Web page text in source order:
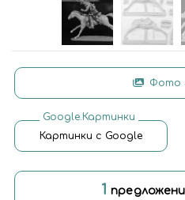
Фото
Google.Картинки
Картинки с Google
1